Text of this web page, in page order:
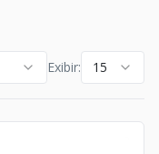
Exibir: 15